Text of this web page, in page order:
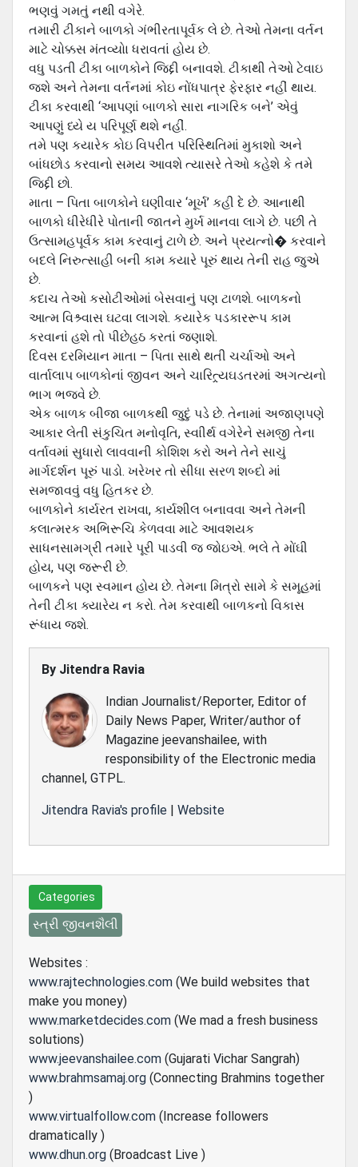
ભણવું ગમતું નથી વગેરે.
તમારી ટીકાને બાળકો ગંભીરતાપૂર્વક લે છે. તેઓ તેમના વર્તન
માટે ચોક્કસ મંતવ્યોા ધરાવતાં હોય છે.
વધુ પડતી ટીકા બાળકોને જિદ્દી બનાવશે. ટીકાથી તેઓ ટેવાઇ
જશે અને તેમના વર્તનમાં કોઇ નોંધપાત્ર ફેરફાર નહીં થાય.
ટીકા કરવાથી ‘આપણાં બાળકો સારા નાગરિક બને’ એવું
આપણું ધ્યે ય પરિપૂર્ણ થશે નહીં.
તમે પણ કયારેક કોઇ વિપરીત પરિસ્થિતિમાં મુકાશો અને
બાંધછોડ કરવાનો સમય આવશે ત્યાસરે તેઓ કહેશે કે તમે
જિદ્દી છો.
માતા – પિતા બાળકોને ઘણીવાર ‘મૂર્ખ’ કહી દે છે. આનાથી
બાળકો ધીરેધીરે પોતાની જાતને મુર્ખ માનવા લાગે છે. પછી તે
ઉત્સામહપૂર્વક કામ કરવાનું ટાળે છે. અને પ્રયત્નો� કરવાને
બદલે નિરુત્સાહી બની કામ કયારે પૂરું થાય તેની રાહ જુએ
છે.
કદાચ તેઓ કસોટીઓમાં બેસવાનું પણ ટાળશે. બાળકનો
આત્મ વિશ્ર્વાસ ઘટવા લાગશે. કયારેક પડકારરૂપ કામ
કરવાનાં હશે તો પીછેહઠ કરતાં જણાશે.
દિવસ દરમિયાન માતા – પિતા સાથે થતી ચર્ચાઓ અને
વાર્તાલાપ બાળકોનાં જીવન અને ચારિત્ર્યઘડતરમાં અગત્યનો
ભાગ ભજવે છે.
એક બાળક બીજા બાળકથી જુદું પડે છે. તેનામાં અજાણપણે
આકાર લેતી સંકુચિત મનોવૃતિ, સ્વાીર્થ વગેરેને સમજી તેના
વર્તાવમાં સુધારો લાવવાની કોશિશ કરો અને તેને સાચું
માર્ગદર્શન પૂરું પાડો. ખરેખર તો સીધા સરળ શબ્દો માં
સમજાવવું વધુ હિતકર છે.
બાળકોને કાર્યરત રાખવા, કાર્યશીલ બનાવવા અને તેમની
કલાત્મરક અભિરૂચિ કેળવવા માટે આવશયક
સાધનસામગ્રી તમારે પૂરી પાડવી જ જોઇએ. ભલે તે મોંઘી
હોય, પણ જરૂરી છે.
બાળકને પણ સ્વમાન હોય છે. તેમના મિત્રો સામે કે સમૂહમાં
તેની ટીકા ક્યારેય ન કરો. તેમ કરવાથી બાળકનો વિકાસ
રૂંધાય જશે.
By Jitendra Ravia
Indian Journalist/Reporter, Editor of
Daily News Paper, Writer/author of
Magazine jeevanshailee, with
responsibility of the Electronic media
channel, GTPL.
Jitendra Ravia's profile | Website
Categories
સ્ત્રી જીવનશૈલી
Websites :
www.rajtechnologies.com (We build websites that
make you money)
www.marketdecides.com (We mad a fresh business
solutions)
www.jeevanshailee.com (Gujarati Vichar Sangrah)
www.brahmsamaj.org (Connecting Brahmins together
)
www.virtualfollow.com (Increase followers
dramatically )
www.dhun.org (Broadcast Live )